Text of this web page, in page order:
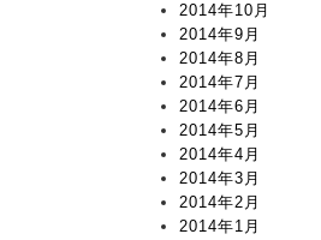
2014年10月
2014年9月
2014年8月
2014年7月
2014年6月
2014年5月
2014年4月
2014年3月
2014年2月
2014年1月